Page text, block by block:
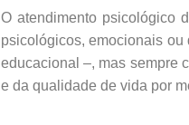
O atendimento psicológico
psicológicos, emocionais
educacional –, mas sempre
e da qualidade de vida por